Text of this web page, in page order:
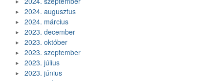
2024. augusztus
2024. március
2023. december
2023. október
2023. szeptember
2023. július
2023. június